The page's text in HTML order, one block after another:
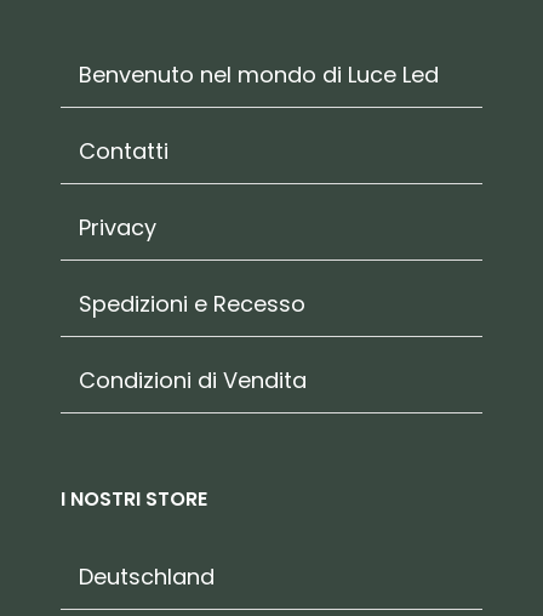
Benvenuto nel mondo di Luce Led
Contatti
Privacy
Spedizioni e Recesso
Condizioni di Vendita
I NOSTRI STORE
Deutschland